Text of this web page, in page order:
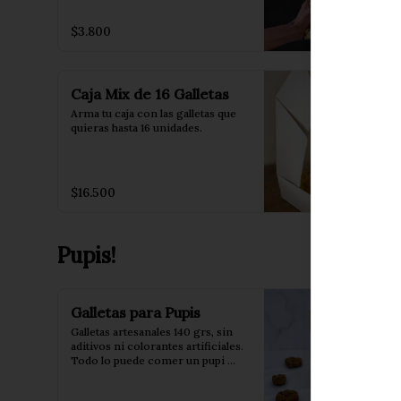
$3.800
Caja Mix de 16 Galletas
Arma tu caja con las galletas que
quieras hasta 16 unidades.
$16.500
Pupis!
Galletas para Pupis
Galletas artesanales 140 grs, sin
aditivos ni colorantes artificiales.
Todo lo puede comer un pupi